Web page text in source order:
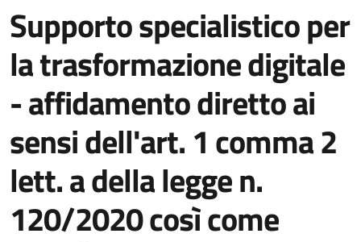
Supporto specialistico per
la trasformazione digitale
- affidamento diretto ai
sensi dell'art. 1 comma 2
lett. a della legge n.
120/2020 così come